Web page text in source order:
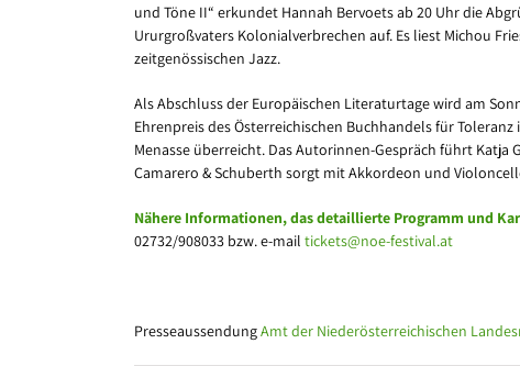
und Töne II“ erkundet Hannah Bervoets ab 20 Uhr die
Ururgroßvaters Kolonialverbrechen auf. Es liest Michou
zeitgenössischen Jazz.
Als Abschluss der Europäischen Literaturtage wird am
Ehrenpreis des Österreichischen Buchhandels für
Menasse überreicht. Das Autorinnen-Gespräch führt Katja
Camarero & Schuberth sorgt mit Akkordeon und
Nähere Informationen, das detaillierte Programm und
02732/908033 bzw. e-mail tickets@noe-festival.at
PresseaussendungAmt der Niederösterreichischen